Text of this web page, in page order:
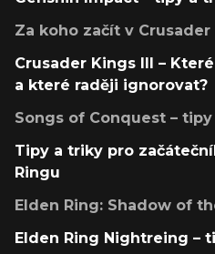
Za koho začít v
Crusader Kings III –
a které raději ignorovat?
Songs of Conquest –
Tipy a triky pro
Ringu
Elden Ring: Shadow of
Elden Ring Nightreing –